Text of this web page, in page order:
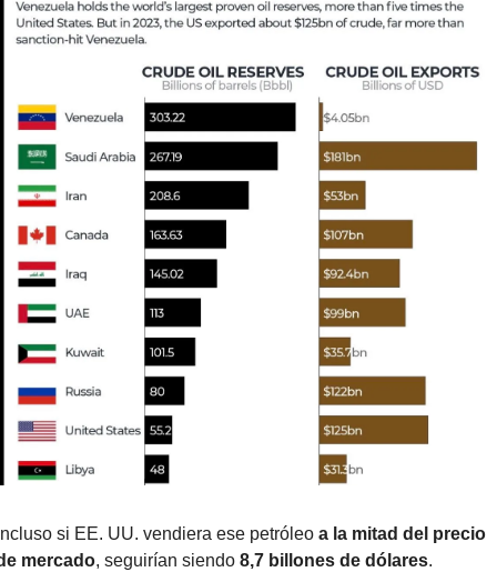
si EE. UU. vendiera ese petróleo a la mitad del precio
mercado, seguirían siendo 8,7 billones de dólares.